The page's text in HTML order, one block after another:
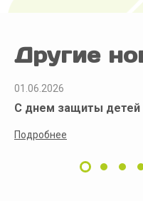
Другие
01.06.2026
С днем защиты детей
Подробнее